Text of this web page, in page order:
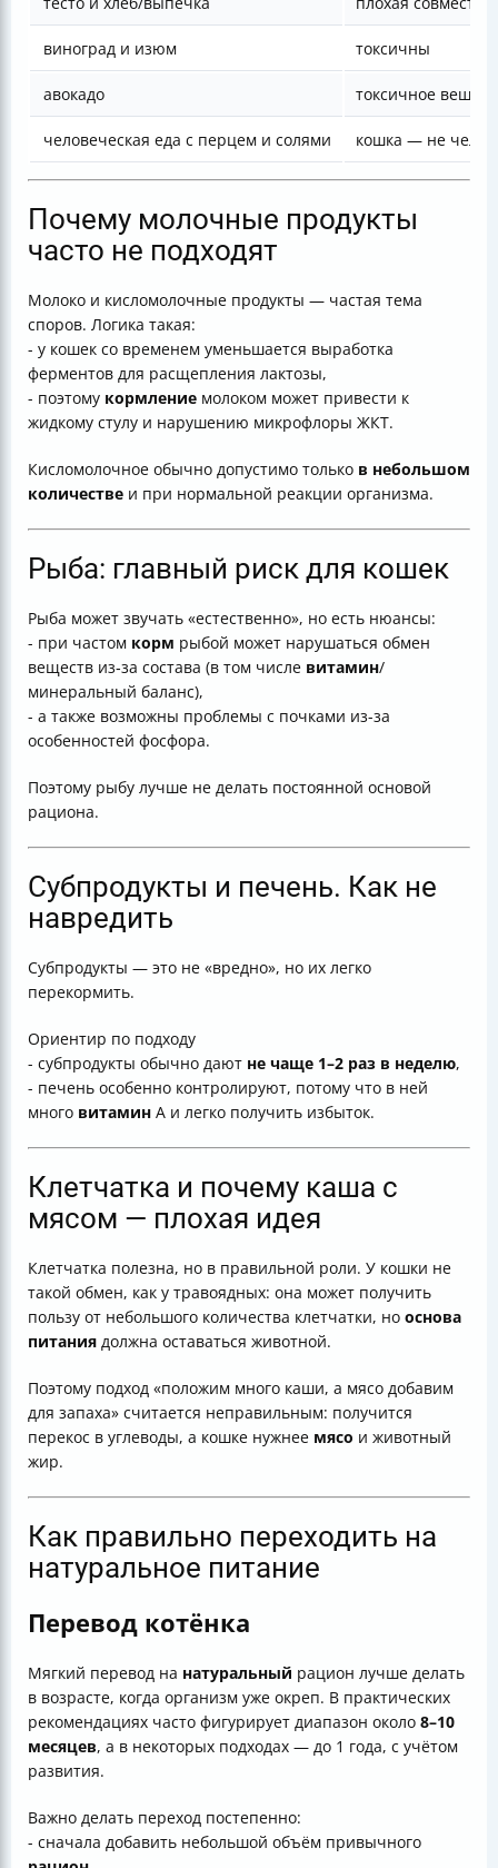
виноград и изюм токсичны
авокадо токсичное
человеческая еда с перцем и солями кошка — не
Почему молочные продукты
часто не подходят
Молоко и кисломолочные продукты — частая тема
споров. Логика такая:
- у кошек со временем уменьшается выработка
ферментов для расщепления лактозы,
- поэтому кормление молоком может привести к
жидкому стулу и нарушению микрофлоры ЖКТ.
Кисломолочное обычно допустимо только в небольшом
количестве и при нормальной реакции организма.
Рыба: главный риск для кошек
Рыба может звучать «естественно», но есть нюансы:
- при частом корм рыбой может нарушаться обмен
веществ из‑за состава (в том числе витамин/
минеральный баланс),
- а также возможны проблемы с почками из-за
особенностей фосфора.
Поэтому рыбу лучше не делать постоянной основой
рациона.
Субпродукты и печень. Как не
навредить
Субпродукты — это не «вредно», но их легко
перекормить.
Ориентир по подходу
- субпродукты обычно дают не чаще 1–2 раз в неделю,
- печень особенно контролируют, потому что в ней
много витамин A и легко получить избыток.
Клетчатка и почему каша с
мясом — плохая идея
Клетчатка полезна, но в правильной роли. У кошки не
такой обмен, как у травоядных: она может получить
пользу от небольшого количества клетчатки, но основа
питания должна оставаться животной.
Поэтому подход «положим много каши, а мясо добавим
для запаха» считается неправильным: получится
перекос в углеводы, а кошке нужнее мясо и животный
жир.
Как правильно переходить на
натуральное питание
Перевод котёнка
Мягкий перевод на натуральный рацион лучше делать
в возрасте, когда организм уже окреп. В практических
рекомендациях часто фигурирует диапазон около 8–10
месяцев, а в некоторых подходах — до 1 года, с учётом
развития.
Важно делать переход постепенно:
- сначала добавить небольшой объём привычного